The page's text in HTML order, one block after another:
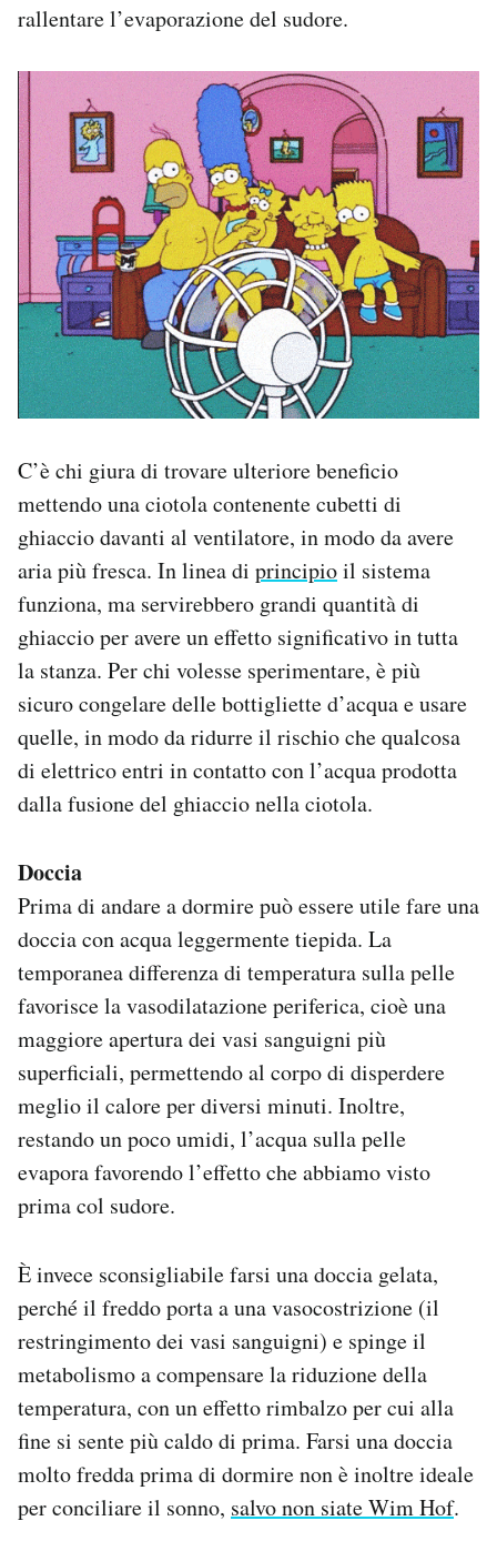
rallentare l’evaporazione del sudore.
C’è chi giura di trovare ulteriore beneficio
mettendo una ciotola contenente cubetti di
ghiaccio davanti al ventilatore, in modo da avere
aria più fresca. In linea di principioil sistema
funziona, ma servirebbero grandi quantità di
ghiaccio per avere un effetto significativo in tutta
la stanza. Per chi volesse sperimentare, è più
sicuro congelare delle bottigliette d’acqua e usare
quelle, in modo da ridurre il rischio che qualcosa
di elettrico entri in contatto con l’acqua prodotta
dalla fusione del ghiaccio nella ciotola.
Doccia
Prima di andare a dormire può essere utile fare una
doccia con acqua leggermente tiepida. La
temporanea differenza di temperatura sulla pelle
favorisce la vasodilatazione periferica, cioè una
maggiore apertura dei vasi sanguigni più
superficiali, permettendo al corpo di disperdere
meglio il calore per diversi minuti. Inoltre,
restando un poco umidi, l’acqua sulla pelle
evapora favorendo l’effetto che abbiamo visto
prima col sudore.
È invece sconsigliabile farsi una doccia gelata,
perché il freddo porta a una vasocostrizione (il
restringimento dei vasi sanguigni) e spinge il
metabolismo a compensare la riduzione della
temperatura, con un effetto rimbalzo per cui alla
fine si sente più caldo di prima. Farsi una doccia
molto fredda prima di dormire non è inoltre ideale
per conciliare il sonno, salvo non siate Wim Hof.